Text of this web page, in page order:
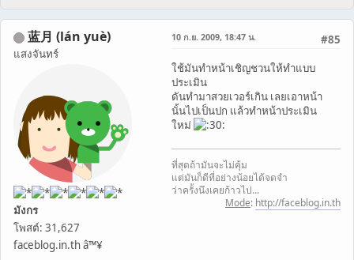
蓝月 (lán yuè)
แสงจันทร์
มังกร
โพสต์: 31,627
faceblog.in.th â™¥
#85
10 ก.ย. 2009, 18:47 น.
ใช้มันทำหน้าเชิญชวนให้ทำแบบ
ประเมิน
ดันทำมาสวยเวอร์เกิน เลยเอาหน้า
นั้นไปเป็นปก แล้วทำหน้าประเมิน
ใหม่
ที่สุดถ้ามันจะไม่คุ้ม
แต่มันก็ดีที่อย่างน้อยได้จดจำ
ว่าครั้งนึงเคยก้าวไป...
Mode: http://faceblog.in.th